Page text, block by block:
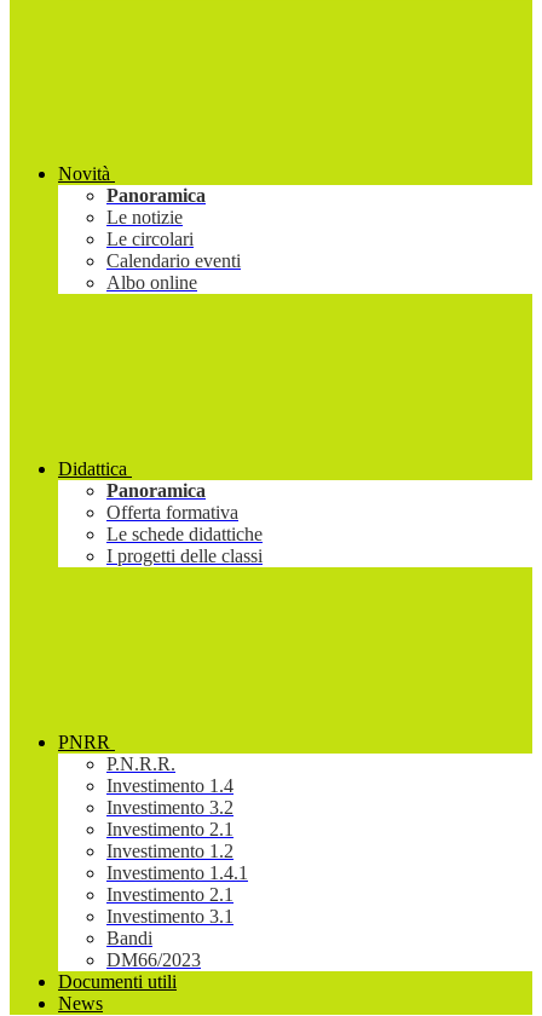
Novità
Panoramica
Le notizie
Le circolari
Calendario eventi
Albo online
Didattica
Panoramica
Offerta formativa
Le schede didattiche
I progetti delle classi
PNRR
P.N.R.R.
Investimento 1.4
Investimento 3.2
Investimento 2.1
Investimento 1.2
Investimento 1.4.1
Investimento 2.1
Investimento 3.1
Bandi
DM66/2023
Documenti utili
News